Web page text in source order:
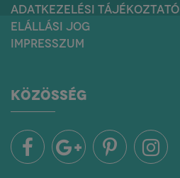
ADATKEZELÉSI TÁJÉKOZTATÓ
ELÁLLÁSI JOG
IMPRESSZUM
KÖZÖSSÉG